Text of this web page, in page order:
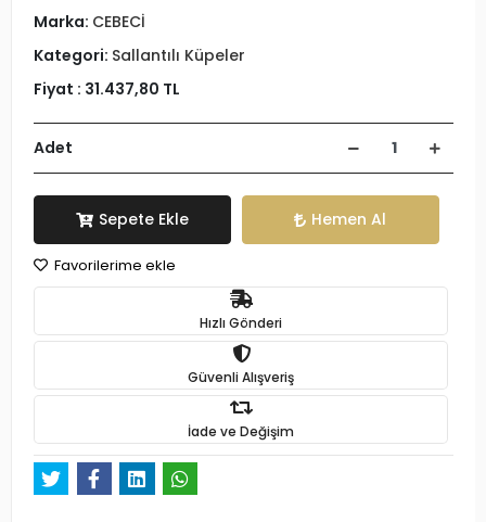
Marka: CEBECİ
Kategori: Sallantılı Küpeler
Fiyat : 31.437,80 TL
Adet
Sepete Ekle Hemen Al
Favorilerime ekle
Hızlı Gönderi
Güvenli Alışveriş
İade ve Değişim